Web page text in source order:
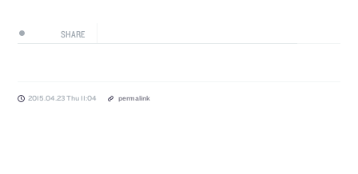
SHARE
2015.04.23 Thu 11:04 permalink